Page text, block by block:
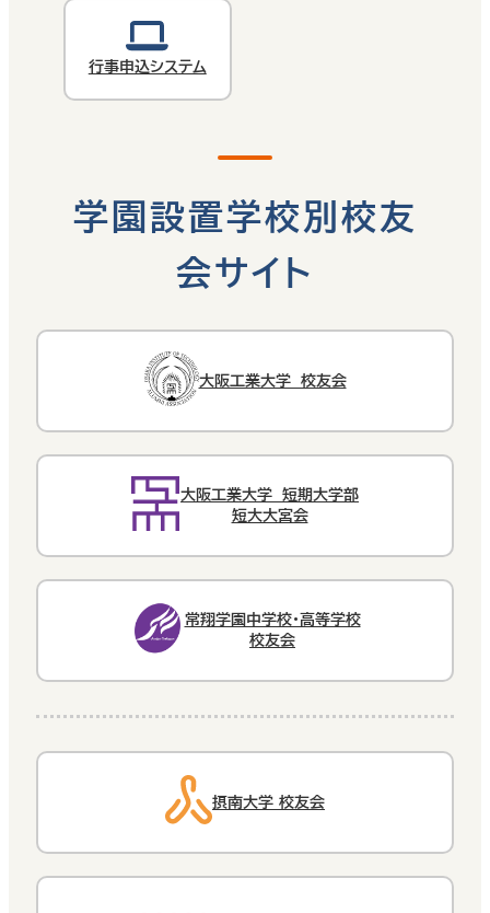
行事申込システム
学園設置学校別校友
会サイト
大阪工業大学 校友会
大阪工業大学 短期大学部
短大大宮会
常翔学園中学校・高等学校
校友会
摂南大学 校友会